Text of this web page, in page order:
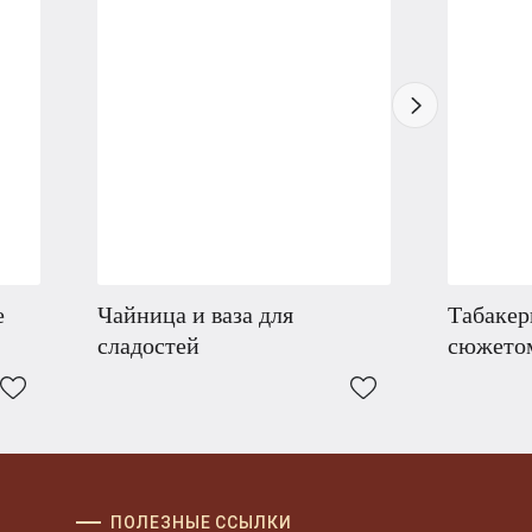
Чайница и ваза для
сладостей
ПОЛЕЗНЫЕ ССЫЛКИ